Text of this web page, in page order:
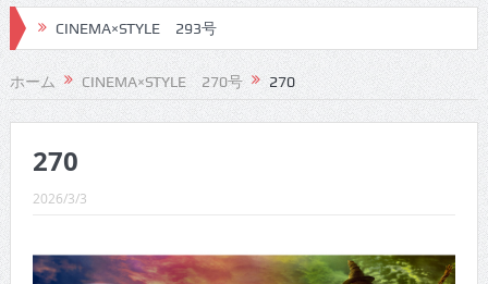
CINEMA×STYLE 293号
CINEMA×STYLE 292号
CINEMA×STYLE 291号
CINEMA×STYLE 289号
CINEMA×STYLE 287号
ホーム CINEMA×STYLE 270号 270
270
2026/3/3